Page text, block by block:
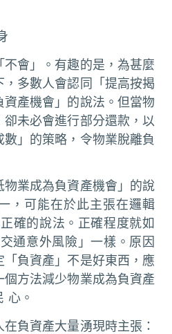
會」。有趣的是，為甚麼
多數人會認同「提高按揭
產機會」的說法。但當物
未必會進行部分還款，以
」的策略，令物業脫離負
物業成為負資產機會」的說
，可能在於此主張在邏輯
確的說法。正確程度就如
通意外風險」一樣。原因
負資產」不是好東西，應
方法減少物業成為負資產
心。
負資產大量湧現時主張：